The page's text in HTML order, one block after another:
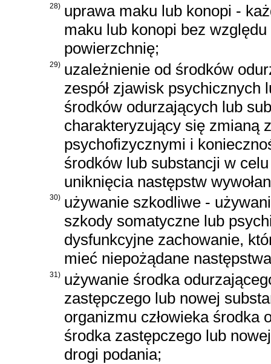
28) uprawa maku lub konopi -
maku lub konopi bez względu
powierzchnię;
29) uzależnienie od środków
zespół zjawisk psychicznych
środków odurzających lub
charakteryzujący się zmianą
psychofizycznymi i
środków lub substancji w
uniknięcia następstw
30) używanie szkodliwe -
szkody somatyczne lub
dysfunkcyjne zachowanie,
mieć niepożądane
31) używanie środka
zastępczego lub nowej
organizmu człowieka środka
środka zastępczego lub
drogi podania;